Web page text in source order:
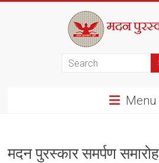
Menu
मदन पुरस्कार समर्पण